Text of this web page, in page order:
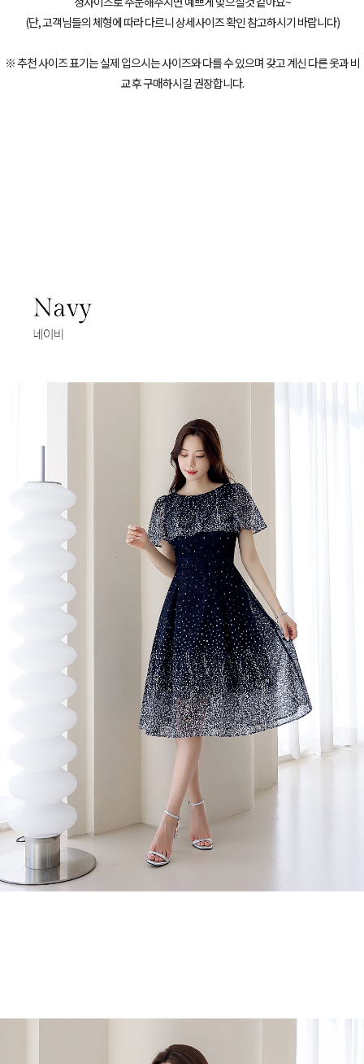
(단, 고객님들의 체형에 따라 다르니 상세사이즈 확인 참고하시기 바랍니다)
※ 추천 사이즈 표기는 실제 입으시는 사이즈와 다를 수 있으며 갖고 계신 다른 옷과 비
교 후 구매하시길 권장합니다.